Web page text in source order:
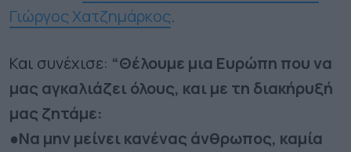
Γιώργος Χατζημάρκος.
Και συνέχισε: “Θέλουμε μια Ευρώπη που να
μας αγκαλιάζει όλους, και με τη διακήρυξή
μας ζητάμε:
●Να μην μείνει κανένας άνθρωπος, καμία